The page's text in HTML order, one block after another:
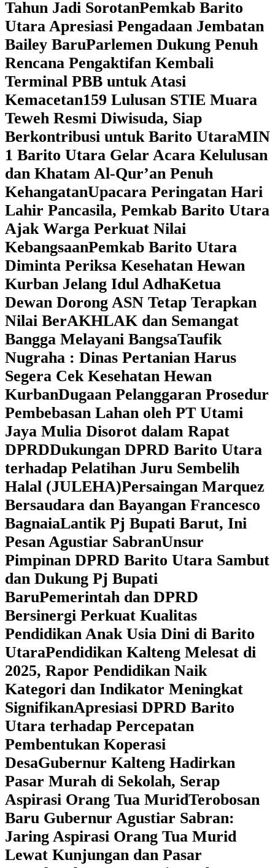
Tahun Jadi SorotanPemkab Barito
Utara Apresiasi Pengadaan Jembatan
Bailey BaruParlemen Dukung Penuh
Rencana Pengaktifan Kembali
Terminal PBB untuk Atasi
Kemacetan159 Lulusan STIE Muara
Teweh Resmi Diwisuda, Siap
Berkontribusi untuk Barito UtaraMIN
1 Barito Utara Gelar Acara Kelulusan
dan Khatam Al-Qur’an Penuh
KehangatanUpacara Peringatan Hari
Lahir Pancasila, Pemkab Barito Utara
Ajak Warga Perkuat Nilai
KebangsaanPemkab Barito Utara
Diminta Periksa Kesehatan Hewan
Kurban Jelang Idul AdhaKetua
Dewan Dorong ASN Tetap Terapkan
Nilai BerAKHLAK dan Semangat
Bangga Melayani BangsaTaufik
Nugraha : Dinas Pertanian Harus
Segera Cek Kesehatan Hewan
KurbanDugaan Pelanggaran Prosedur
Pembebasan Lahan oleh PT Utami
Jaya Mulia Disorot dalam Rapat
DPRDDukungan DPRD Barito Utara
terhadap Pelatihan Juru Sembelih
Halal (JULEHA)Persaingan Marquez
Bersaudara dan Bayangan Francesco
BagnaiaLantik Pj Bupati Barut, Ini
Pesan Agustiar SabranUnsur
Pimpinan DPRD Barito Utara Sambut
dan Dukung Pj Bupati
BaruPemerintah dan DPRD
Bersinergi Perkuat Kualitas
Pendidikan Anak Usia Dini di Barito
Utara‎Pendidikan Kalteng Melesat di
2025, Rapor Pendidikan Naik
Kategori dan Indikator Meningkat
SignifikanApresiasi DPRD Barito
Utara terhadap Percepatan
Pembentukan Koperasi
Desa‎Gubernur Kalteng Hadirkan
Pasar Murah di Sekolah, Serap
Aspirasi Orang Tua Murid‎Terobosan
Baru Gubernur Agustiar Sabran:
Jaring Aspirasi Orang Tua Murid
Lewat Kunjungan dan Pasar